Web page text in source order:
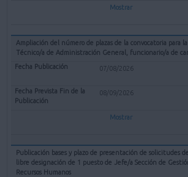
Mostrar
Ampliación del número de plazas de la convocatoria para
Técnico/a de Administración General, funcionario/a de
07/08/2026
08/09/2026
Mostrar
Publicación bases y plazo de presentación de solicitudes
libre designación de 1 puesto de Jefe/a Sección de
Recursos Humanos